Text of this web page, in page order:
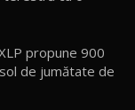
propune 900
de jumătate de